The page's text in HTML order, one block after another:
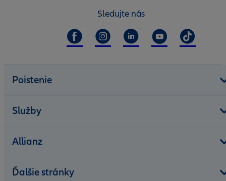
Sledujte nás
Poistenie
Služby
Allianz
Ďalšie stránky